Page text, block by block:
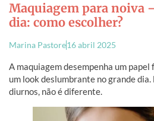
Maquiagem para noiva
dia: como escolher?
Marina Pastore16 abril 2025
A maquiagem desempenha um
um look deslumbrante no grande dia.
diurnos, não é diferente.